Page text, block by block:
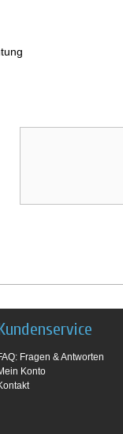
Fragen & Antworten
Konto